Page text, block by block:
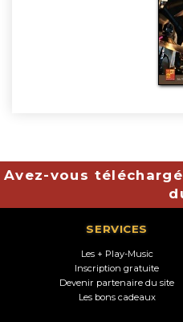
Avez-vous
SERVICES
Les + Play-Music
Inscription gratuite
Devenir partenaire du site
Les bons cadeaux